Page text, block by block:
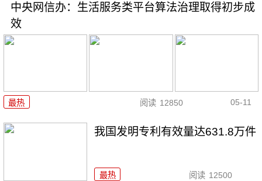
中央网信办：生活服务类平台算法治理取得初步成
效
最热 阅读 12850 05-11
我国发明专利有效量达631.8万件
最热 阅读 12500